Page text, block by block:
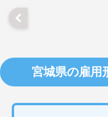
宮城県の雇用